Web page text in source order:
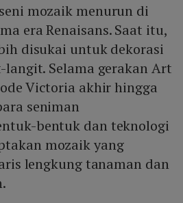
mozaik menurun di
era Renaisans. Saat itu,
disukai untuk dekorasi
Selama gerakan Art
Victoria akhir hingga
seniman
bentuk dan teknologi
mozaik yang
lengkung tanaman dan